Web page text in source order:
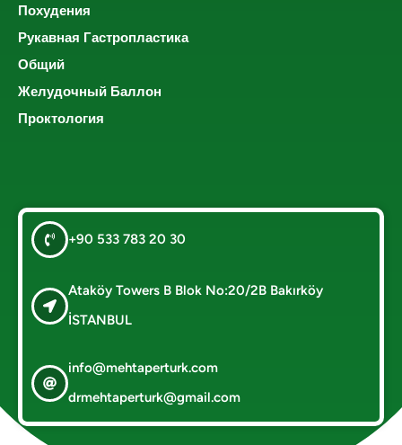
Похудения
Рукавная Гастропластика
Общий
Желудочный Баллон
Проктология
+90 533 783 20 30
Ataköy Towers B Blok No:20/2B Bakırköy
İSTANBUL
info@mehtaperturk.com
drmehtaperturk@gmail.com